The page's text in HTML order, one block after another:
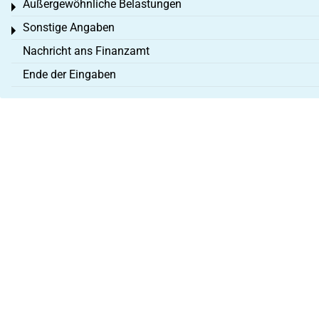
Außergewöhnliche Belastungen
Toggle menu
Sonstige Angaben
Toggle menu
Nachricht ans Finanzamt
Ende der Eingaben